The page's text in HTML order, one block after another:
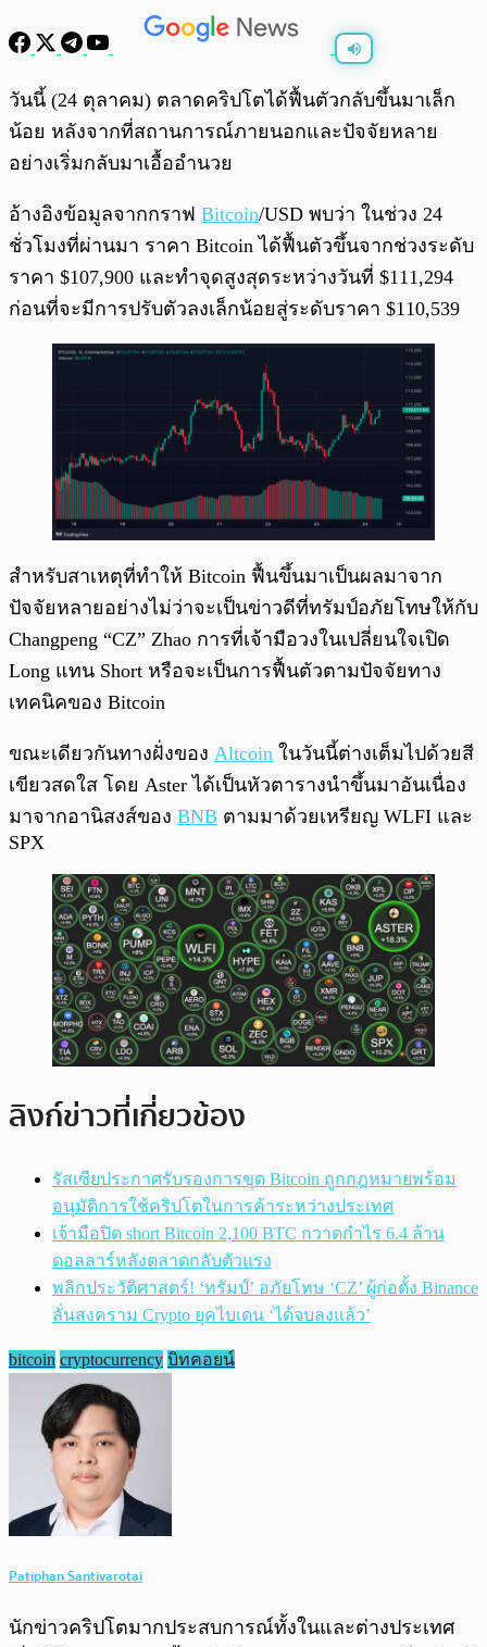
0:00 0:00
วันนี้ (24 ตุลาคม) ตลาดคริปโตได้ฟื้นตัวกลับขึ้นมาเล็ก
น้อย หลังจากที่สถานการณ์ภายนอกและปัจจัยหลาย
อย่างเริ่มกลับมาเอื้ออำนวย
อ้างอิงข้อมูลจากกราฟ Bitcoin/USD พบว่า ในช่วง 24
ชั่วโมงที่ผ่านมา ราคา Bitcoin ได้ฟื้นตัวขึ้นจากช่วงระดับ
ราคา $107,900 และทำจุดสูงสุดระหว่างวันที่ $111,294
ก่อนที่จะมีการปรับตัวลงเล็กน้อยสู่ระดับราคา $110,539
สำหรับสาเหตุที่ทำให้ Bitcoin ฟื้นขึ้นมาเป็นผลมาจาก
ปัจจัยหลายอย่างไม่ว่าจะเป็นข่าวดีที่ทรัมป์อภัยโทษให้กับ
Changpeng “CZ” Zhao การที่เจ้ามือวงในเปลี่ยนใจเปิด
Long แทน Short หรือจะเป็นการฟื้นตัวตามปัจจัยทาง
เทคนิคของ Bitcoin
ขณะเดียวกันทางฝั่งของ Altcoin ในวันนี้ต่างเต็มไปด้วยสี
เขียวสดใส โดย Aster ได้เป็นหัวตารางนำขึ้นมาอันเนื่อง
มาจากอานิสงส์ของ BNB ตามมาด้วยเหรียญ WLFI และ
SPX
ลิงก์ข่าวที่เกี่ยวข้อง
รัสเซียประกาศรับรองการขุด Bitcoin ถูกกฎหมายพร้อม
อนุมัติการใช้คริปโตในการค้าระหว่างประเทศ
เจ้ามือปิด short Bitcoin 2,100 BTC กวาดกำไร 6.4 ล้าน
ดอลลาร์หลังตลาดกลับตัวแรง
พลิกประวัติศาสตร์! ‘ทรัมป์’ อภัยโทษ ‘CZ’ ผู้ก่อตั้ง Binance
ลั่นสงคราม Crypto ยุคไบเดน ‘ได้จบลงแล้ว’
bitcoin cryptocurrency บิทคอยน์
Patiphan Santivarotai
นักข่าวคริปโตมากประสบการณ์ทั้งในและต่างประเทศ